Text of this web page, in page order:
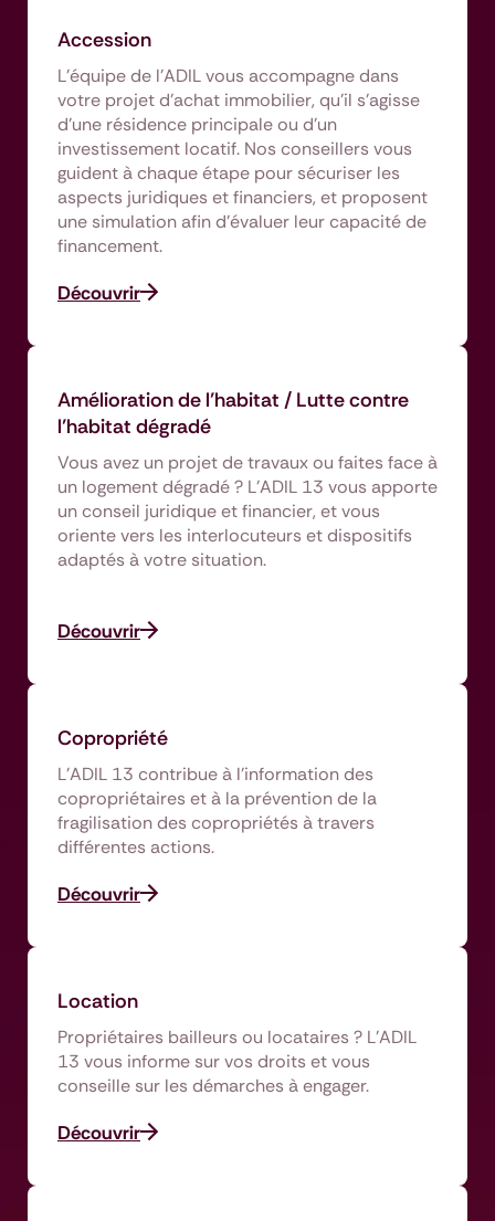
Accession
L'équipe de l'ADIL vous accompagne dans
votre projet d’achat immobilier, qu’il s’agisse
d’une résidence principale ou d’un
investissement locatif. Nos conseillers vous
guident à chaque étape pour sécuriser les
aspects juridiques et financiers, et proposent
une simulation afin d’évaluer leur capacité de
financement.
Découvrir
Amélioration de l’habitat / Lutte contre
l’habitat dégradé
Vous avez un projet de travaux ou faites face à
un logement dégradé ? L’ADIL 13 vous apporte
un conseil juridique et financier, et vous
oriente vers les interlocuteurs et dispositifs
adaptés à votre situation.
Découvrir
Copropriété
L’ADIL 13 contribue à l’information des
copropriétaires et à la prévention de la
fragilisation des copropriétés à travers
différentes actions.
Découvrir
Location
Propriétaires bailleurs ou locataires ? L’ADIL
13 vous informe sur vos droits et vous
conseille sur les démarches à engager.
Découvrir